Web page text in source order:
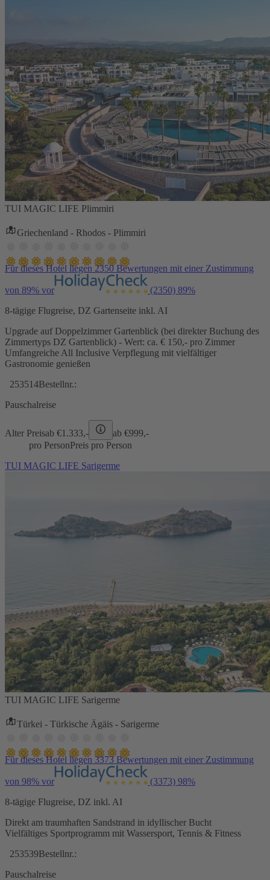
TUI MAGIC LIFE Plimmiri
Griechenland - Rhodos - Plimmiri
Für dieses Hotel liegen 2350 Bewertungen mit einer Zustimmung
von 89% vor (2350) 89%
8-tägige Flugreise, DZ Gartenseite inkl. AI
Upgrade auf Doppelzimmer Gartenblick (bei direkter Buchung des
Zimmertyps DZ Gartenblick) - Wert: ca. € 150,- pro Zimmer
Umfangreiche All Inclusive Verpflegung mit vielfältiger
Gastronomie genießen
253514Bestellnr.:
Pauschalreise
Alter Preisab €1.333,- ab €999,-
pro PersonPreis pro Person
TUI MAGIC LIFE Sarigerme
TUI MAGIC LIFE Sarigerme
Türkei - Türkische Ägäis - Sarigerme
Für dieses Hotel liegen 3373 Bewertungen mit einer Zustimmung
von 98% vor (3373) 98%
8-tägige Flugreise, DZ inkl. AI
Direkt am traumhaften Sandstrand in idyllischer Bucht
Vielfältiges Sportprogramm mit Wassersport, Tennis & Fitness
253539Bestellnr.:
Pauschalreise